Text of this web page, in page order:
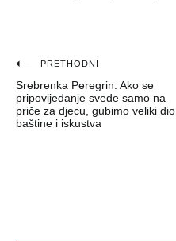
Navigacija
objava
PRETHODNI
Srebrenka Peregrin: Ako se
pripovijedanje svede samo na
priče za djecu, gubimo veliki dio
baštine i iskustva